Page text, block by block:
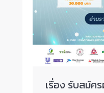
เรื่อง รับสมัค